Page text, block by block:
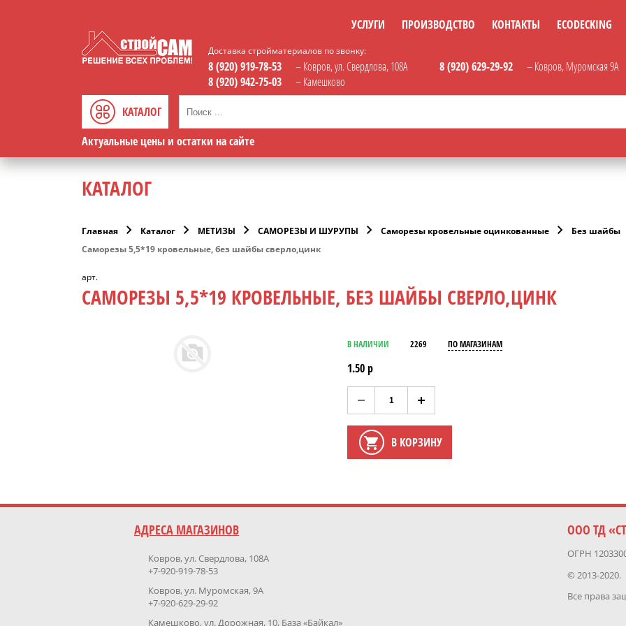
УСЛУГИ ПРОИЗВОДСТВО КОНТАКТЫ ECODECKING
Доставка стройматериалов по звонку:
8 (920) 919-78-53 – Ковров, ул. Свердлова, 108А 8 (920) 629-29-92
– Ковров, Муромская 9А
8 (920) 942-75-03
– Камешково
КАТАЛОГ
Актуальные цены и остатки на сайте
КАТАЛОГ
Главная Каталог МЕТИЗЫ САМОРЕЗЫ И ШУРУПЫ Саморезы кровельные оцинкованные
Без шайбы
Саморезы 5,5*19 кровельные, без шайбы сверло,цинк
арт.
САМОРЕЗЫ 5,5*19 КРОВЕЛЬНЫЕ, БЕЗ ШАЙБЫ СВЕРЛО,ЦИНК
В НАЛИЧИИ 2269 ПО МАГАЗИНАМ
1.50 р
В КОРЗИНУ
АДРЕСА МАГАЗИНОВ
Ковров, ул. Свердлова, 108А
+7-920-919-78-53
Ковров, ул. Муромская, 9А
+7-920-629-29-92
Камешково, ул. Дорожная, 10, База «Байкал»
ООО ТД
ОГРН
© 2013-2020.
Все права